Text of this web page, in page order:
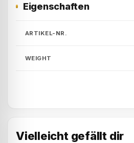
Eigenschaften
ARTIKEL-NR.
WEIGHT
Vielleicht gefällt dir